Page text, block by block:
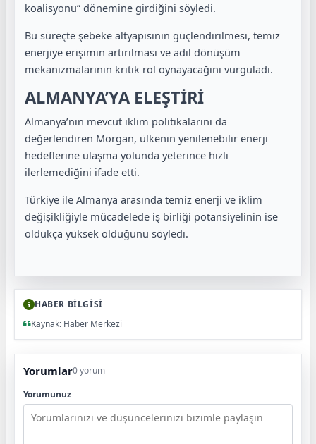
koalisyonu” dönemine girdiğini söyledi.
Bu süreçte şebeke altyapısının güçlendirilmesi, temiz
enerjiye erişimin artırılması ve adil dönüşüm
mekanizmalarının kritik rol oynayacağını vurguladı.
ALMANYA’YA ELEŞTİRİ
Almanya’nın mevcut iklim politikalarını da
değerlendiren Morgan, ülkenin yenilenebilir enerji
hedeflerine ulaşma yolunda yeterince hızlı
ilerlemediğini ifade etti.
Türkiye ile Almanya arasında temiz enerji ve iklim
değişikliğiyle mücadelede iş birliği potansiyelinin ise
oldukça yüksek olduğunu söyledi.
HABER BİLGİSİ
Kaynak: Haber Merkezi
Yorumlar0 yorum
Yorumunuz